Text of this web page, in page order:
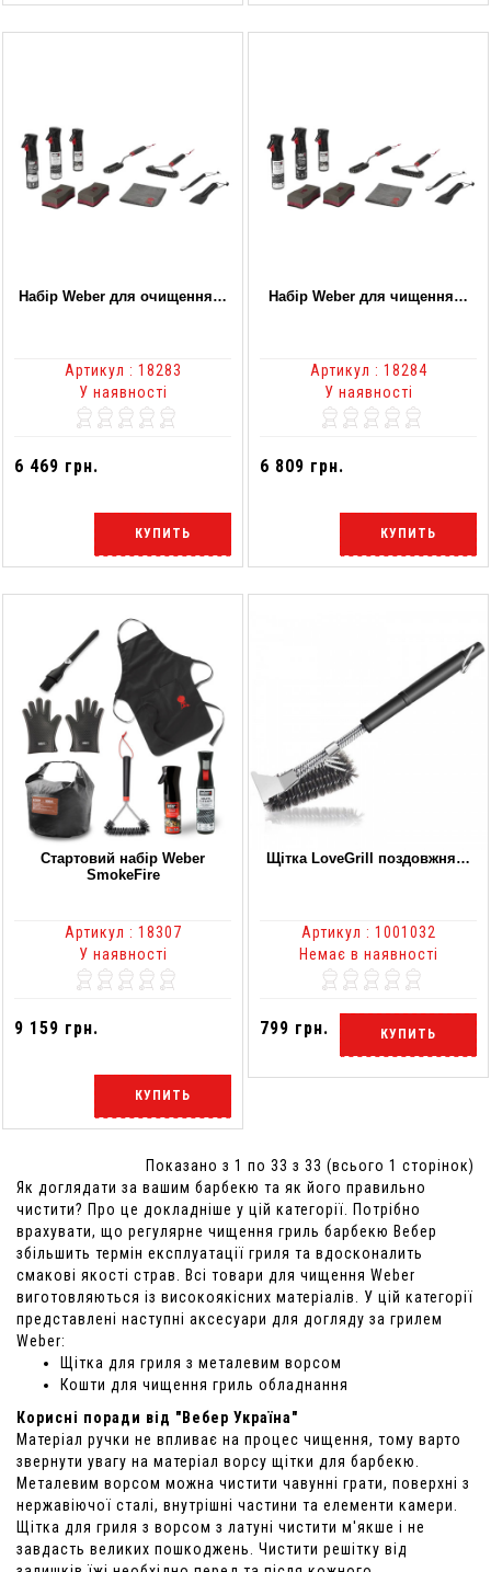
Набір Weber для очищення…
Артикул : 18283
У наявності
6 469 грн.
КУПИТЬ
Набір Weber для чищення…
Артикул : 18284
У наявності
6 809 грн.
КУПИТЬ
Стартовий набір Weber
SmokeFire
Артикул : 18307
У наявності
9 159 грн.
КУПИТЬ
Щітка LoveGrill поздовжня…
Артикул : 1001032
Немає в наявності
799 грн. КУПИТЬ
Показано з 1 по 33 з 33 (всього 1 сторінок)
Як доглядати за вашим барбекю та як його правильно
чистити? Про це докладніше у цій категорії. Потрібно
врахувати, що регулярне чищення гриль барбекю Вебер
збільшить термін експлуатації гриля та вдосконалить
смакові якості страв. Всі товари для чищення Weber
виготовляються із високоякісних матеріалів. У цій категорії
представлені наступні аксесуари для догляду за грилем
Weber:
Щітка для гриля з металевим ворсом
Кошти для чищення гриль обладнання
Корисні поради від "Вебер Україна"
Матеріал ручки не впливає на процес чищення, тому варто
звернути увагу на матеріал ворсу щітки для барбекю.
Металевим ворсом можна чистити чавунні грати, поверхні з
нержавіючої сталі, внутрішні частини та елементи камери.
Щітка для гриля з ворсом з латуні чистити м'якше і не
завдасть великих пошкоджень. Чистити решітку від